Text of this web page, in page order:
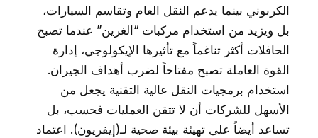
الكربوني بينما يدعم النقل العام وتقاسم السيارات،
بل ويزيد من استخدام مركبات “الغرين” عندما تصبح
الحافلات أكثر تناغماً مع تأثيرها الإيكولوجي، إدارة
القوة العاملة تصبح مفتاحاً لضرب أهداف الجيران.
استخدام برمجيات النقل عالية التقنية يجعل من
الأسهل للشركات أن لا تتقن العمليات فحسب، بل
تساعد أيضاً على تهيئة بيئة صحية لـ(إيفريون). اعتماد